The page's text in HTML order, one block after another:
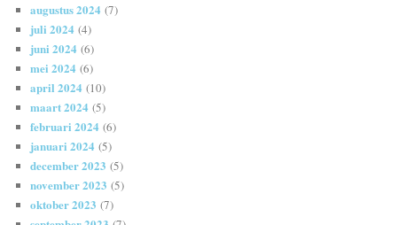
augustus 2024 (7)
juli 2024 (4)
juni 2024 (6)
mei 2024 (6)
april 2024 (10)
maart 2024 (5)
februari 2024 (6)
januari 2024 (5)
december 2023 (5)
november 2023 (5)
oktober 2023 (7)